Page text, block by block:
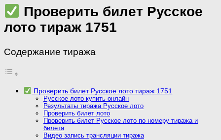
Проверить билет Русское
лото тираж 1751
Содержание тиража
Проверить билет Русское лото тираж 1751
Русское лото купить онлайн
Результаты тиража Русское лото
Проверить билет лото
Проверить билет Русское лото по номеру тиража и
билета
Видео запись трансляции тиража